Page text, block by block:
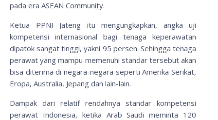
pada era ASEAN Community.
Ketua PPNI Jateng itu mengungkapkan, angka uji
kompetensi internasional bagi tenaga keperawatan
dipatok sangat tinggi, yakni 95 persen. Sehingga tenaga
perawat yang mampu memenuhi standar tersebut akan
bisa diterima di negara-negara seperti Amerika Serikat,
Eropa, Australia, Jepang dan lain-lain.
Dampak dari relatif rendahnya standar kompetensi
perawat Indonesia, ketika Arab Saudi meminta 120